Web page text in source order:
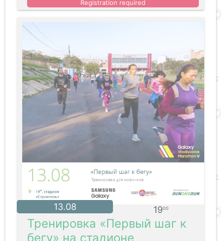
Registration required
13.08 1900
Тренировка «Первый шаг к
бегу» на стадионе